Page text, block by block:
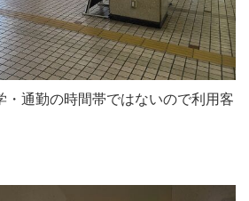
・通勤の時間帯ではないので利用客